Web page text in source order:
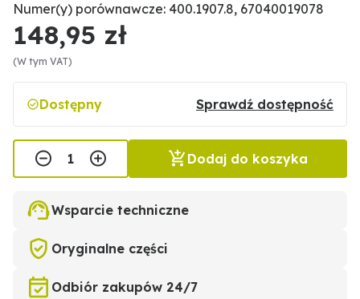
Numer(y) porównawcze: 400.1907.8, 67040019078
148,95 zł
(W tym VAT)
Dostępny Sprawdź dostępność
Dodaj do koszyka
Wsparcie techniczne
Oryginalne części
Odbiór zakupów 24/7